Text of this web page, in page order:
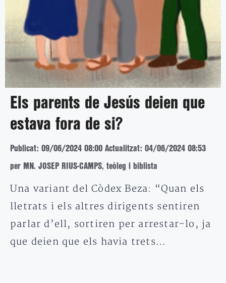
Els parents de Jesús deien que
estava fora de si?
Publicat: 09/06/2024 08:00 Actualitzat: 04/06/2024 08:53
per MN. JOSEP RIUS-CAMPS, teòleg i biblista
Una variant del Còdex Beza: “Quan els
lletrats i els altres dirigents sentiren
parlar d’ell, sortiren per arrestar-lo, ja
que deien que els havia trets…